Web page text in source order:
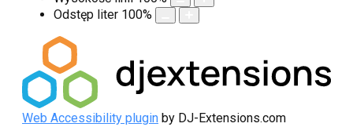
Odstęp liter 100%
Web Accessibility plugin by DJ-Extensions.com